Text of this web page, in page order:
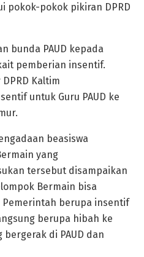
pokok-pokok pikiran DPRD
bunda PAUD kepada
pemberian insentif.
Kaltim
untuk Guru PAUD ke
beasiswa
yang
tersebut disampaikan
Bermain bisa
berupa insentif
berupa hibah ke
di PAUD dan